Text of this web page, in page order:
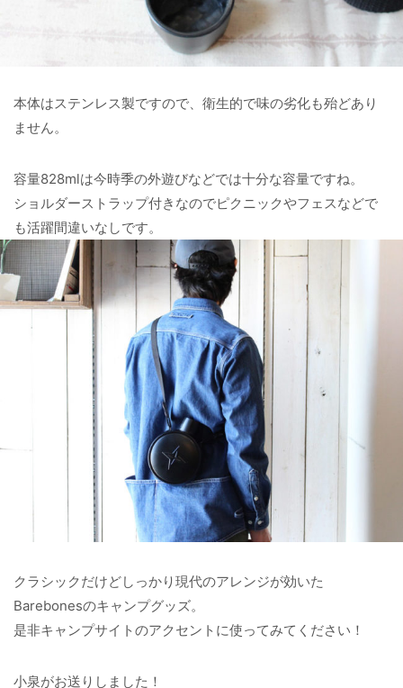
本体はステンレス製ですので、衛生的で味の劣化も殆どあり
ません。
容量828mlは今時季の外遊びなどでは十分な容量ですね。
ショルダーストラップ付きなのでピクニックやフェスなどで
も活躍間違いなしです。
クラシックだけどしっかり現代のアレンジが効いた
Barebonesのキャンプグッズ。
是非キャンプサイトのアクセントに使ってみてください！
小泉がお送りしました！